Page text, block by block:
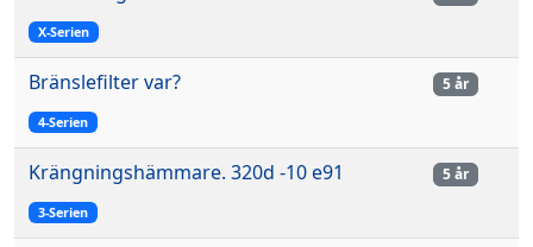
X-Serien
Bränslefilter var?
4-Serien
5 år
Krängningshämmare. 320d -10 e91
3-Serien
5 år